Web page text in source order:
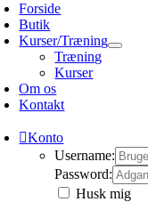
Forside
Butik
Kurser/Træning
Træning
Kurser
Om os
Kontakt
Konto
Username:
Password:
Husk mig